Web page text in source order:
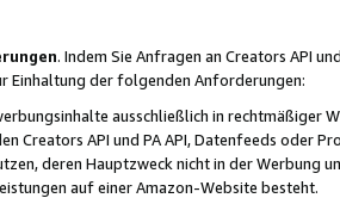
. Indem Sie Anfragen an Creators API
Einhaltung der folgenden Anforderungen:
ausschließlich in rechtmäßiger
Creators API und PA API, Datenfeeds oder
deren Hauptzweck nicht in der Werbung
auf einer Amazon-Website besteht.